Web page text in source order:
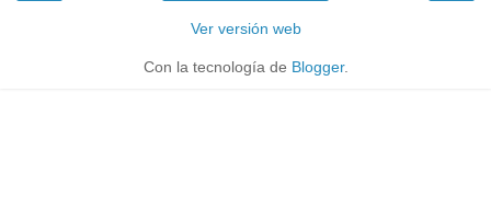
Ver versión web
Con la tecnología de Blogger.